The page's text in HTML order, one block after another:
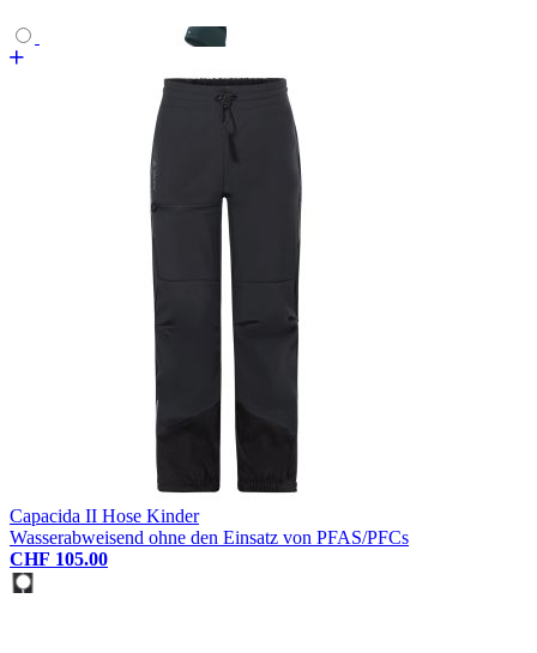
Capacida II Hose Kinder
Wasserabweisend ohne den Einsatz von PFAS/PFCs
CHF 105.00